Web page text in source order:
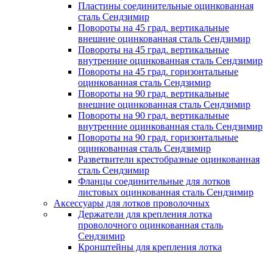
Пластины соединительные оцинкованная
сталь Сендзимир
Повороты на 45 град. вертикальные
внешние оцинкованная сталь Сендзимир
Повороты на 45 град. вертикальные
внутренние оцинкованная сталь Сендзимир
Повороты на 45 град. горизонтальные
оцинкованная сталь Сендзимир
Повороты на 90 град. вертикальные
внешние оцинкованная сталь Сендзимир
Повороты на 90 град. вертикальные
внутренние оцинкованная сталь Сендзимир
Повороты на 90 град. горизонтальные
оцинкованная сталь Сендзимир
Разветвители крестобразные оцинкованная
сталь Сендзимир
Фланцы соединительные для лотков
листовых оцинкованная сталь Сендзимир
Аксессуары для лотков проволочных
Держатели для крепления лотка
проволочного оцинкованная сталь
Сендзимир
Кронштейны для крепления лотка